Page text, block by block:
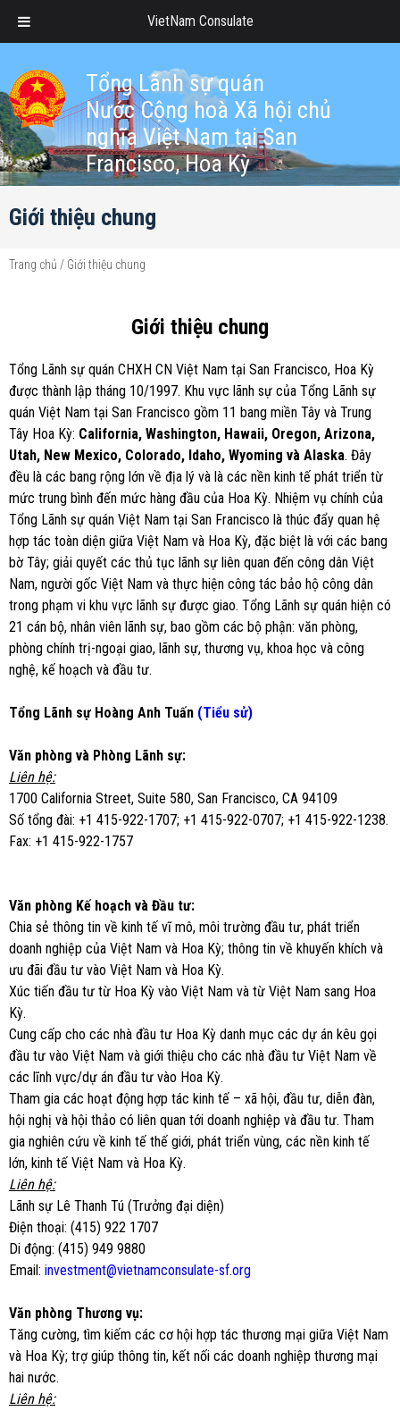
Tổng Lãnh sự quán
Nước Cộng hoà Xã hội chủ
nghĩa Việt Nam tại San
Francisco, Hoa Kỳ
Giới thiệu chung
Trang chủ / Giới thiệu chung
Giới thiệu chung
Tổng Lãnh sự quán CHXH CN Việt Nam tại San Francisco, Hoa Kỳ
được thành lập tháng 10/1997. Khu vực lãnh sự của Tổng Lãnh sự
quán Việt Nam tại San Francisco gồm 11 bang miền Tây và Trung
Tây Hoa Kỳ: California, Washington, Hawaii, Oregon, Arizona,
Utah, New Mexico, Colorado, Idaho, Wyoming và Alaska. Đây
đều là các bang rộng lớn về địa lý và là các nền kinh tế phát triển từ
mức trung bình đến mức hàng đầu của Hoa Kỳ. Nhiệm vụ chính của
Tổng Lãnh sự quán Việt Nam tại San Francisco là thúc đẩy quan hệ
hợp tác toàn diện giữa Việt Nam và Hoa Kỳ, đặc biệt là với các bang
bờ Tây; giải quyết các thủ tục lãnh sự liên quan đến công dân Việt
Nam, người gốc Việt Nam và thực hiện công tác bảo hộ công dân
trong phạm vi khu vực lãnh sự được giao. Tổng Lãnh sự quán hiện có
21 cán bộ, nhân viên lãnh sự, bao gồm các bộ phận: văn phòng,
phòng chính trị-ngoại giao, lãnh sự, thương vụ, khoa học và công
nghệ, kế hoạch và đầu tư.
Tổng Lãnh sự Hoàng Anh Tuấn (Tiểu sử)
Văn phòng và Phòng Lãnh sự:
Liên hệ:
1700 California Street, Suite 580, San Francisco, CA 94109
Số tổng đài: +1 415-922-1707; +1 415-922-0707; +1 415-922-1238.
Fax: +1 415-922-1757
Văn phòng Kế hoạch và Đầu tư:
Chia sẻ thông tin về kinh tế vĩ mô, môi trường đầu tư, phát triển
doanh nghiệp của Việt Nam và Hoa Kỳ; thông tin về khuyến khích và
ưu đãi đầu tư vào Việt Nam và Hoa Kỳ.
Xúc tiến đầu tư từ Hoa Kỳ vào Việt Nam và từ Việt Nam sang Hoa
Kỳ.
Cung cấp cho các nhà đầu tư Hoa Kỳ danh mục các dự án kêu gọi
đầu tư vào Việt Nam và giới thiệu cho các nhà đầu tư Việt Nam về
các lĩnh vực/dự án đầu tư vào Hoa Kỳ.
Tham gia các hoạt động hợp tác kinh tế – xã hội, đầu tư, diễn đàn,
hội nghị và hội thảo có liên quan tới doanh nghiệp và đầu tư. Tham
gia nghiên cứu về kinh tế thế giới, phát triển vùng, các nền kinh tế
lớn, kinh tế Việt Nam và Hoa Kỳ.
Liên hệ:
Lãnh sự Lê Thanh Tú (Trưởng đại diện)
Điện thoại: (415) 922 1707
Di động: (415) 949 9880
Email: investment@vietnamconsulate-sf.org
Văn phòng Thương vụ:
Tăng cường, tìm kiếm các cơ hội hợp tác thương mại giữa Việt Nam
và Hoa Kỳ; trợ giúp thông tin, kết nối các doanh nghiệp thương mại
hai nước.
Liên hệ:
VietNam Consulate